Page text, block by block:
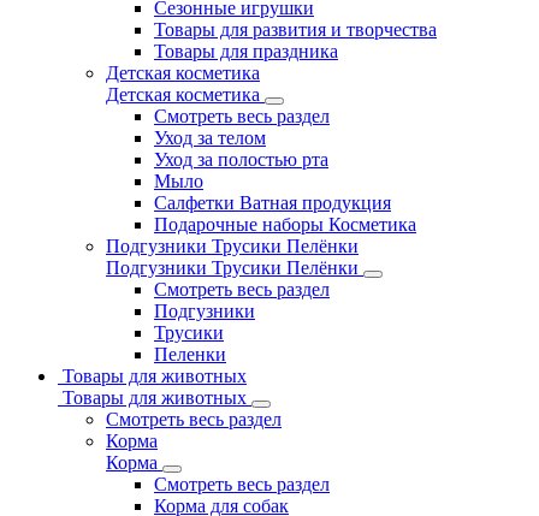
Сезонные игрушки
Товары для развития и творчества
Товары для праздника
Детская косметика
Детская косметика
Смотреть весь раздел
Уход за телом
Уход за полостью рта
Мыло
Салфетки Ватная продукция
Подарочные наборы Косметика
Подгузники Трусики Пелёнки
Подгузники Трусики Пелёнки
Смотреть весь раздел
Подгузники
Трусики
Пеленки
Товары для животных
Товары для животных
Смотреть весь раздел
Корма
Корма
Смотреть весь раздел
Корма для собак